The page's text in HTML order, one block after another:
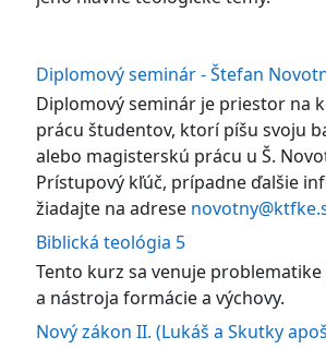
Diplomový seminár - Štefan
Diplomový seminár je priestor na
prácu študentov, ktorí píšu svoju
alebo magisterskú prácu u Š.
Prístupový kľúč, prípadne ďalšie
žiadajte na adrese
Biblická teológia 5
Tento kurz sa venuje
a nástroja formácie a výchovy.
Nový zákon II. (Lukáš a Skutky